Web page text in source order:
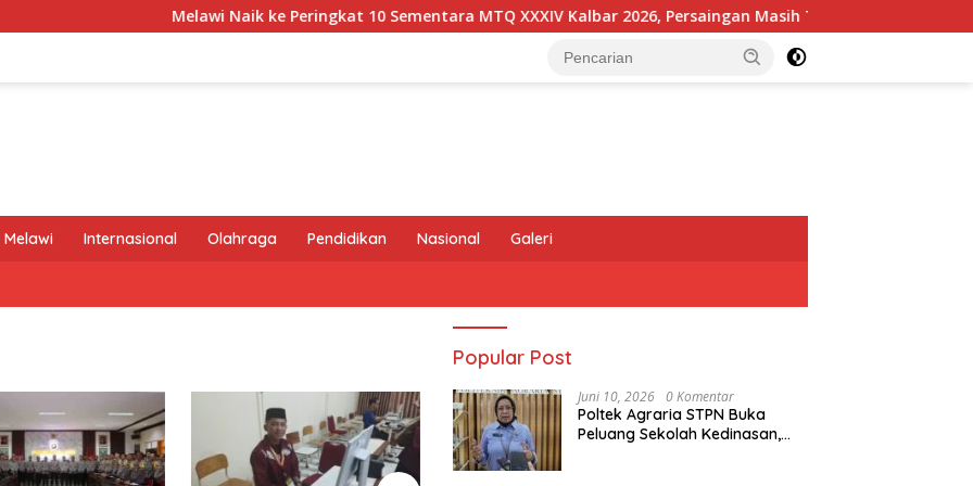
Melawi Naik ke Peringkat 10 Sementara MTQ XXXIV Kalbar 2026, Persaingan Masih Terbuka
Melawi Internasional Olahraga Pendidikan Nasional Galeri
Popular Post
Juni 10, 2026 0 Komentar
Poltek Agraria STPN Buka
Peluang Sekolah Kedinasan,